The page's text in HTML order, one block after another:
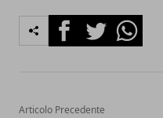
FacebookTwitterWhatsapp
Articolo Precedente